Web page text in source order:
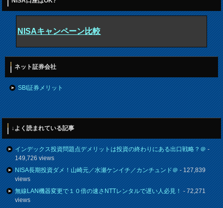
NISAキャンペーン比較
ネット証券会社
SBI証券メリット
↓よく読まれている記事
インデックス投資問題点デメリットは投資の終わりにある出口戦略？＠-
149,726 views
NISA長期投資ダメ！山崎元／水瀬ケンイチ／カンチュンド＠- 127,839
views
無線LAN機器変更で１０倍の速さNTTレンタルで遅い人必見！- 72,271
views